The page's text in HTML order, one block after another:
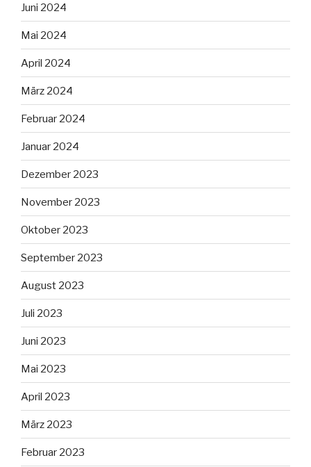
Juni 2024
Mai 2024
April 2024
März 2024
Februar 2024
Januar 2024
Dezember 2023
November 2023
Oktober 2023
September 2023
August 2023
Juli 2023
Juni 2023
Mai 2023
April 2023
März 2023
Februar 2023